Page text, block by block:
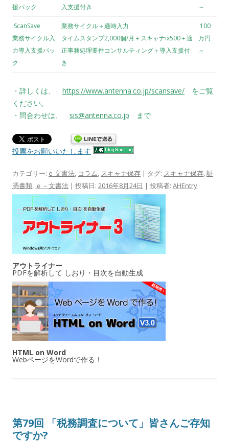
援パック
入支援付き
～
ScanSave
業務サイクル入
力導入支援パッ
ク
業務サイクル＋適時入力
タイムスタンプ2,000個/月＋スキャナix500＋適
正事務処理要件コンサルティング＋導入支援付
き
100
万円
～
・詳しくは、 https://www.antenna.co.jp/scansave/ をご覧
ください。
・問合わせは、 sis@antenna.co.jp まで
投票をお願いいたします
カテゴリー: e-文書法, コラム, スキャナ保存 | タグ: スキャナ保存,証
憑書類, ｅ－文書法 | 投稿日: 2016年8月24日 | 投稿者: AHEntry
アウトライナー
PDFを解析して しおり・目次を自動生成
HTML on Word
WebページをWordで作る！
第79回 「税務調査について」皆さんご存知
ですか?